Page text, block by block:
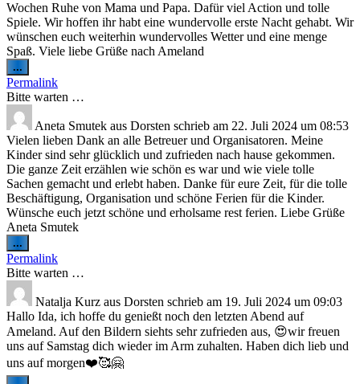
Wochen Ruhe von Mama und Papa. Dafür viel Action und tolle
Spiele. Wir hoffen ihr habt eine wundervolle erste Nacht gehabt. Wir
wünschen euch weiterhin wundervolles Wetter und eine menge
Spaß. Viele liebe Grüße nach Ameland
...
Metabox
ein-/ausblenden.
Permalink
Bitte warten …
Aneta Smutek aus Dorsten schrieb am 22. Juli 2024 um 08:53
Vielen lieben Dank an alle Betreuer und Organisatoren. Meine
Kinder sind sehr glücklich und zufrieden nach hause gekommen.
Die ganze Zeit erzählen wie schön es war und wie viele tolle
Sachen gemacht und erlebt haben. Danke für eure Zeit, für die tolle
Beschäftigung, Organisation und schöne Ferien für die Kinder.
Wünsche euch jetzt schöne und erholsame rest ferien. Liebe Grüße
Aneta Smutek
...
Metabox
ein-/ausblenden.
Permalink
Bitte warten …
Natalja Kurz aus Dorsten schrieb am 19. Juli 2024 um 09:03
Hallo Ida, ich hoffe du genießt noch den letzten Abend auf
Ameland. Auf den Bildern siehts sehr zufrieden aus, 😍wir freuen
uns auf Samstag dich wieder im Arm zuhalten. Haben dich lieb und
uns auf morgen❤️🥰🤗